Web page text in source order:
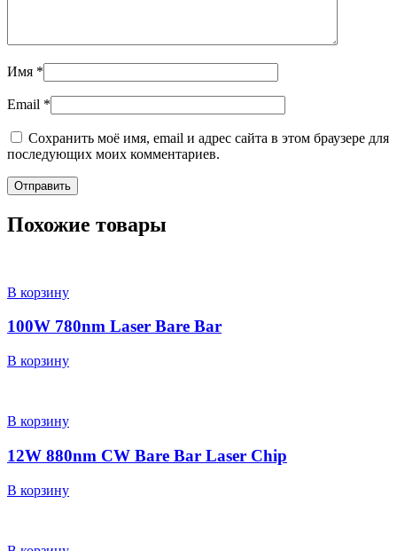
Имя *
Email *
Сохранить моё имя, email и адрес сайта в этом браузере для
последующих моих комментариев.
Похожие товары
В корзину
100W 780nm Laser Bare Bar
В корзину
В корзину
12W 880nm CW Bare Bar Laser Chip
В корзину